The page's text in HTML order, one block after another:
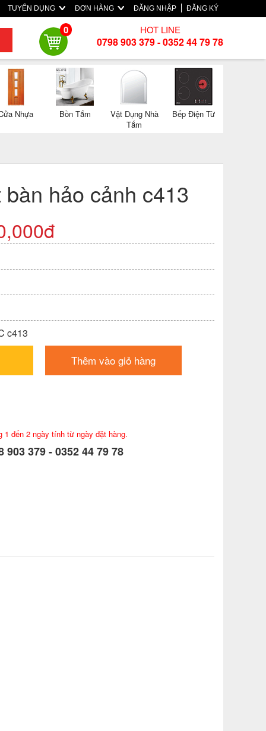
TUYỂN DỤNG ĐƠN HÀNG ĐĂNG NHẬP ĐĂNG KÝ
0 HOT LINE
0798 903 379 - 0352 44 79 78
Nhựa Bồn Tắm
Vật Dụng Nhà
Tắm
Bếp Điện Từ
bàn hảo cảnh c413
c413
Thêm vào giỏ hàng
1 đến 2 ngày tính từ ngày đặt hàng.
903 379 - 0352 44 79 78